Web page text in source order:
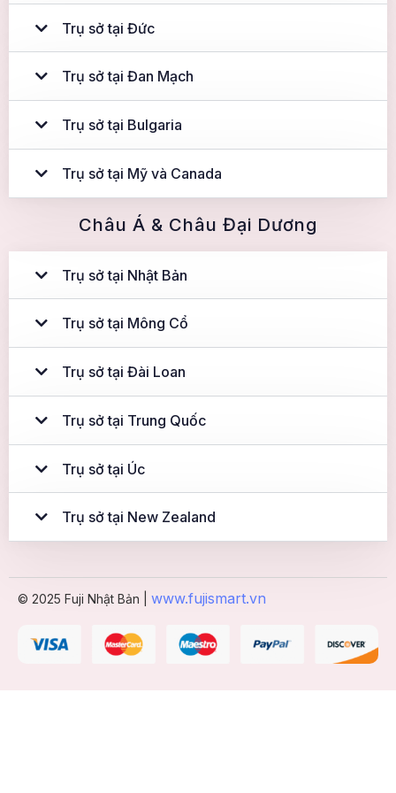
Châu Á & Châu Đại Dương
Trụ sở tại Nhật Bản
Trụ sở tại Mông Cổ
Trụ sở tại Đài Loan
Trụ sở tại Trung Quốc
Trụ sở tại Úc
Trụ sở tại New Zealand
Trụ sở tại Đức
Trụ sở tại Đan Mạch
Trụ sở tại Bulgaria
Trụ sở tại Mỹ và Canada
© 2025 Fuji Nhật Bản | www.fujismart.vn